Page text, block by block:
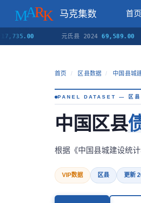
马克集数 首页
元氏县 2024 69,589.00
首页 / 区县数据 / 中国县城
PANEL DATASET — 区县
中国区县
根据《中国县城建设统
VIP数据 区县 更新